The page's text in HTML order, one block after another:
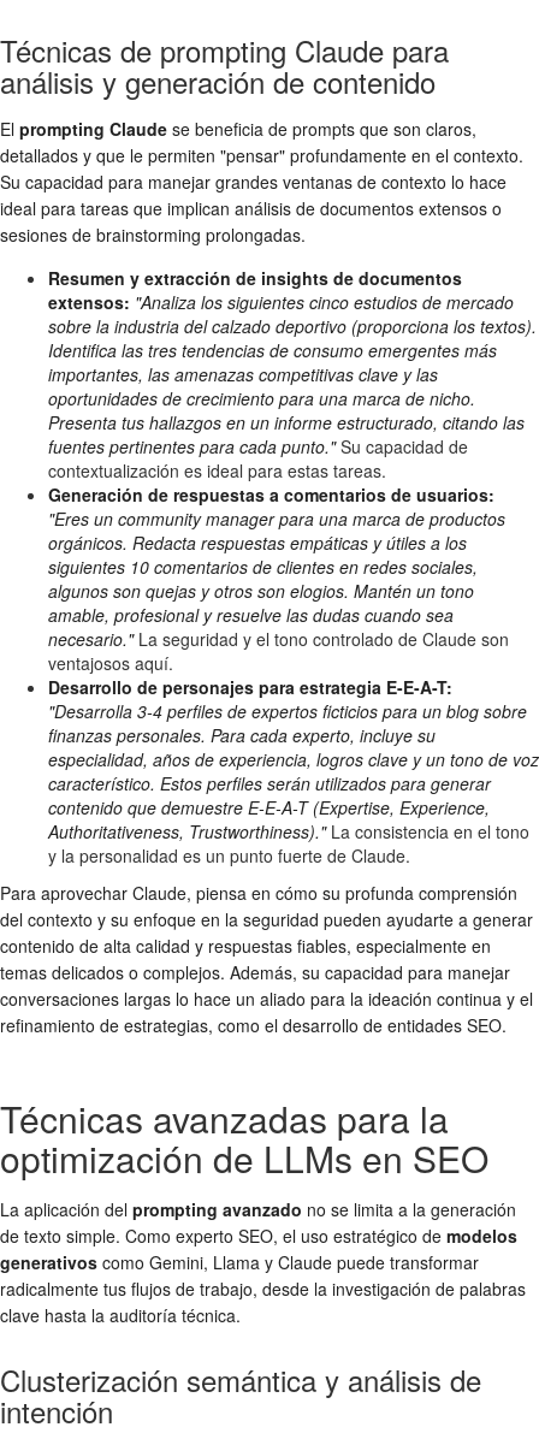
Técnicas de prompting Claude para
análisis y generación de contenido
El prompting Claude se beneficia de prompts que son claros,
detallados y que le permiten "pensar" profundamente en el contexto.
Su capacidad para manejar grandes ventanas de contexto lo hace
ideal para tareas que implican análisis de documentos extensos o
sesiones de brainstorming prolongadas.
Resumen y extracción de insights de documentos
extensos: "Analiza los siguientes cinco estudios de mercado
sobre la industria del calzado deportivo (proporciona los textos).
Identifica las tres tendencias de consumo emergentes más
importantes, las amenazas competitivas clave y las
oportunidades de crecimiento para una marca de nicho.
Presenta tus hallazgos en un informe estructurado, citando las
fuentes pertinentes para cada punto."Su capacidad de
contextualización es ideal para estas tareas.
Generación de respuestas a comentarios de usuarios:
"Eres un community manager para una marca de productos
orgánicos. Redacta respuestas empáticas y útiles a los
siguientes 10 comentarios de clientes en redes sociales,
algunos son quejas y otros son elogios. Mantén un tono
amable, profesional y resuelve las dudas cuando sea
necesario."La seguridad y el tono controlado de Claude son
ventajosos aquí.
Desarrollo de personajes para estrategia E-E-A-T:
"Desarrolla 3-4 perfiles de expertos ficticios para un blog sobre
finanzas personales. Para cada experto, incluye su
especialidad, años de experiencia, logros clave y un tono de voz
característico. Estos perfiles serán utilizados para generar
contenido que demuestre E-E-A-T (Expertise, Experience,
Authoritativeness, Trustworthiness)."La consistencia en el tono
y la personalidad es un punto fuerte de Claude.
Para aprovechar Claude, piensa en cómo su profunda comprensión
del contexto y su enfoque en la seguridad pueden ayudarte a generar
contenido de alta calidad y respuestas fiables, especialmente en
temas delicados o complejos. Además, su capacidad para manejar
conversaciones largas lo hace un aliado para la ideación continua y el
refinamiento de estrategias, como el desarrollo de entidades SEO.
Técnicas avanzadas para la
optimización de LLMs en SEO
La aplicación del prompting avanzado no se limita a la generación
de texto simple. Como experto SEO, el uso estratégico de modelos
generativos como Gemini, Llama y Claude puede transformar
radicalmente tus flujos de trabajo, desde la investigación de palabras
clave hasta la auditoría técnica.
Clusterización semántica y análisis de
intención